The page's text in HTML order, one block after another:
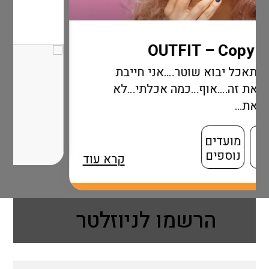
חייבת
אכלתי…לא
קרא עוד
הרשמו לניוזלטר